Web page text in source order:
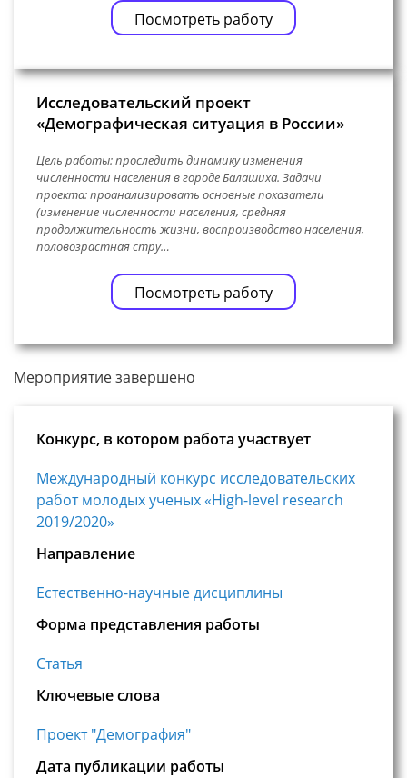
Посмотреть работу
Исследовательский проект
«Демографическая ситуация в России»
Цель работы: проследить динамику изменения
численности населения в городе Балашиха. Задачи
проекта: проанализировать основные показатели
(изменение численности населения, средняя
продолжительность жизни, воспроизводство населения,
половозрастная стру…
Посмотреть работу
Мероприятие завершено
Конкурс, в котором работа участвует
Международный конкурс исследовательских
работ молодых ученых «High-level research
2019/2020»
Направление
Естественно-научные дисциплины
Форма представления работы
Статья
Ключевые слова
Проект "Демография"
Дата публикации работы